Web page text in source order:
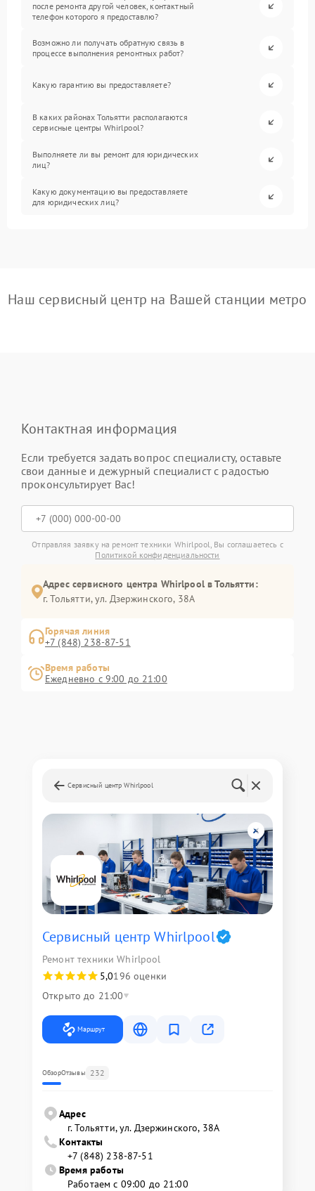
после ремонта другой человек, контактный
телефон которого я предоставлю?
Возможно ли получать обратную связь в
процессе выполнения ремонтных работ?
Какую гарантию вы предоставляете?
В каких районах Тольятти располагаются
сервисные центры Whirlpool?
Выполняете ли вы ремонт для юридических
лиц?
Какую документацию вы предоставляете
для юридических лиц?
Наш сервисный центр на Вашей станции метро
Контактная информация
Если требуется задать вопрос специалисту, оставьте
свои данные и дежурный специалист с радостью
проконсультирует Вас!
Отправляя заявку на ремонт техники Whirlpool, Вы соглашаетесь с
Политикой конфиденциальности
Адрес сервисного центра Whirlpool в Тольятти:
г. Тольятти, ул. Дзержинского, 38А
Горячая линия
+7 (848) 238-87-51
Время работы
Ежедневно с 9:00 до 21:00
Сервисный центр Whirlpool
Сервисный центр Whirlpool
Ремонт техники Whirlpool
5,0196 оценки
Открыто до 21:00
Маршрут
ОбзорОтзывы 232
Адрес
г. Тольятти, ул. Дзержинского, 38А
Контакты
+7 (848) 238-87-51
Время работы
Работаем с 09:00 до 21:00